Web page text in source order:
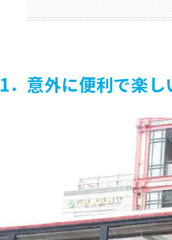
1．意外に便利で楽